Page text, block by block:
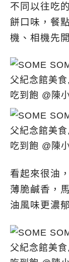
不同以往吃
餅口味，餐
機、相機先
看起來很油
薄脆鹹香，
油風味更濃